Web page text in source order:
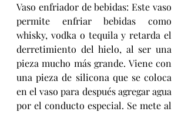
Vaso enfriador de bebidas: Este vaso
permite enfriar bebidas como
whisky, vodka o tequila y retarda el
derretimiento del hielo, al ser una
pieza mucho más grande. Viene con
una pieza de silicona que se coloca
en el vaso para después agregar agua
por el conducto especial. Se mete al